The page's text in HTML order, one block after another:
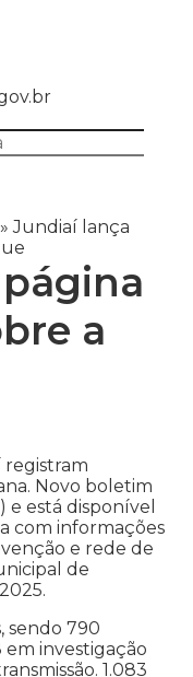
»Jundiaí lança
a
registram
Novo boletim
e está disponível
com informações
e rede de
de
sendo 790
em investigação
1.083